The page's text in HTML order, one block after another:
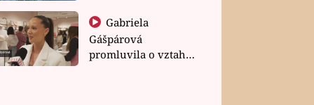
Gabriela
Gášpárová
promluvila o vztahu